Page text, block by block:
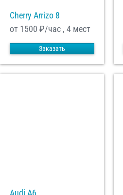
Cherry Arrizo 8
от 1500 ₽/час , 4 мест
Заказать
Audi A6